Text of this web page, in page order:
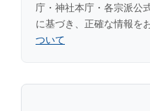
庁・神社本庁・各宗派公
に基づき、正確な情報を
ついて